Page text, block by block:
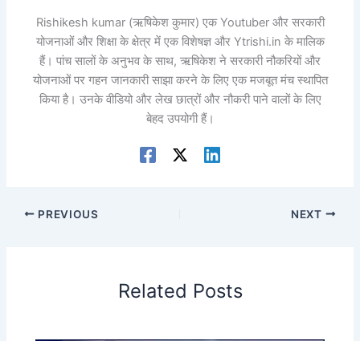
Rishikesh kumar (ऋषिकेश कुमार) एक Youtuber और सरकारी
योजनाओं और शिक्षा के क्षेत्र में एक विशेषज्ञ और Ytrishi.in के मालिक
हैं। पांच सालों के अनुभव के साथ, ऋषिकेश ने सरकारी नौकरियों और
योजनाओं पर गहन जानकारी साझा करने के लिए एक मजबूत मंच स्थापित
किया है। उनके वीडियो और लेख छात्रों और नौकरी पाने वालों के लिए
बेहद उपयोगी हैं।
PREVIOUS NEXT
Related Posts